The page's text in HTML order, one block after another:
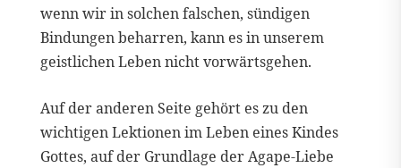
wenn wir in solchen falschen, sündigen
Bindungen beharren, kann es in unserem
geistlichen Leben nicht vorwärtsgehen.
Auf der anderen Seite gehört es zu den
wichtigen Lektionen im Leben eines Kindes
Gottes, auf der Grundlage der Agape-Liebe